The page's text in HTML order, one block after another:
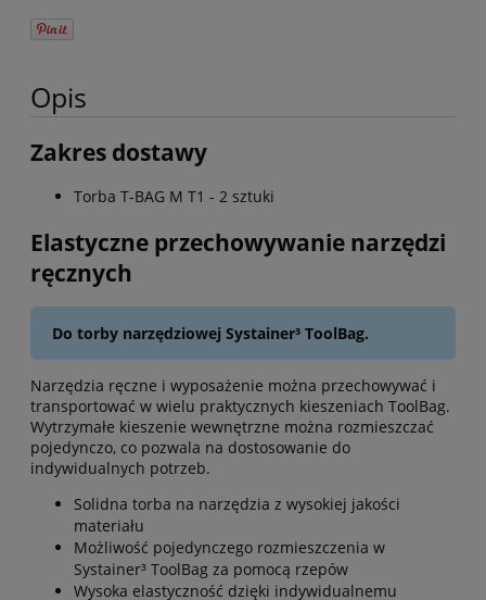
Opis
Zakres dostawy
Torba T-BAG M T1 - 2 sztuki
Elastyczne przechowywanie narzędzi
ręcznych
Do torby narzędziowej Systainer³ ToolBag.
Narzędzia ręczne i wyposażenie można przechowywać i
transportować w wielu praktycznych kieszeniach ToolBag.
Wytrzymałe kieszenie wewnętrzne można rozmieszczać
pojedynczo, co pozwala na dostosowanie do
indywidualnych potrzeb.
Solidna torba na narzędzia z wysokiej jakości
materiału
Możliwość pojedynczego rozmieszczenia w
Systainer³ ToolBag za pomocą rzepów
Wysoka elastyczność dzięki indywidualnemu